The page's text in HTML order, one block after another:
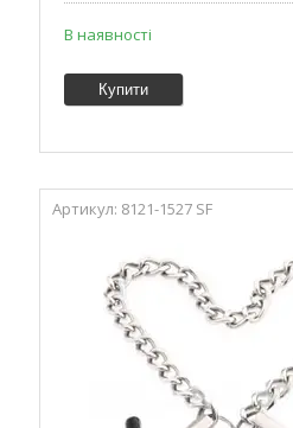
В наявності
Купити
8121-1527 SF